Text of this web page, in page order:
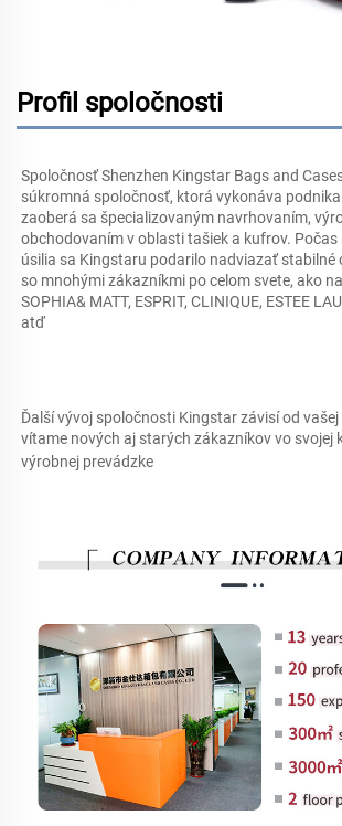
Profil spoločnosti
Spoločnosť Shenzhen Kingstar Bags and
súkromná spoločnosť, ktorá vykonáva
zaoberá sa špecializovaným navrhovaním,
obchodovaním v oblasti tašiek a kufrov. Počas
úsilia sa Kingstaru podarilo nadviazať stabilné
so mnohými zákazníkmi po celom svete, ako
SOPHIA& MATT, ESPRIT, CLINIQUE, ESTEE
atď
Ďalší vývoj spoločnosti Kingstar závisí od
vítame nových aj starých zákazníkov vo svojej
výrobnej prevádzke